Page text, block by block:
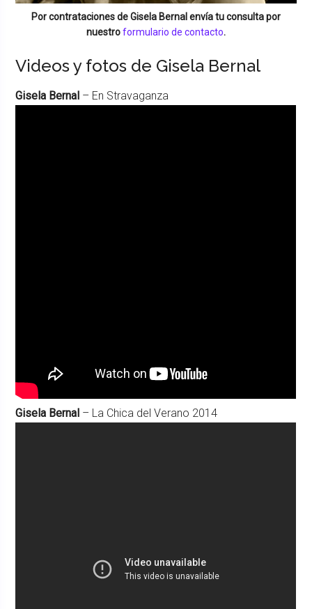
Por contrataciones deGisela Bernalenvía tu consulta por
nuestroformulario de contacto.
Videos y fotos de Gisela Bernal
Gisela Bernal – En Stravaganza
Gisela Bernal – La Chica del Verano 2014